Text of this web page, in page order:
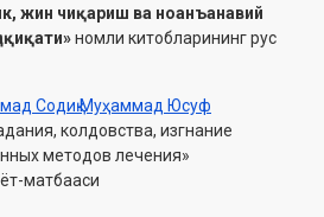
жин чиқариш ва ноанъанавий
номли китобларининг рус
Содиқ Муҳаммад Юсуф
колдовства, изгнание
методов лечения»
матбааси